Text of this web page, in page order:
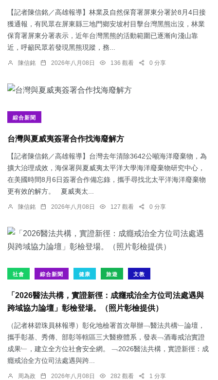
【記者陳信銘／高雄報導】林業及自然保育署屏東分署於8月4日接
獲通報，有民眾在屏東縣三地門鄉安坡村目擊台灣黑熊出沒，林業
保育署屏東分署表示，近年台灣黑熊的活動範圍已逐漸向淺山靠
近，呼籲民眾若發現黑熊現蹤，務...
陳信銘 2026年八月08日 136 觀看 0 分享
綜合新聞
台灣與夏威夷簽署合作找海廢解方
【記者陳信銘／高雄報導】台灣去年清除3642公噸海洋廢棄物，為
擴大治理成效，海保署與夏威夷太平洋大學海洋廢棄物研究中心，
在美國時間8月6日簽署合作備忘錄，攜手尋找北太平洋海洋廢棄物
更有效的解方。 夏威夷太...
陳信銘 2026年八月08日 127 觀看 0 分享
社會 綜合新聞 健康 旅遊 文教
「2026醫法共構，實證新徑：成癮戒治全方位司法處遇與
跨域協力論壇」彰檢登場。（照片彰檢提供）
（記者林碧珠員林報導）彰化地檢署首次舉辦﹁醫法共構﹂論壇，
攜手彰基、秀傳、部彰等轄區三大醫療體系，發表﹁酒毒戒治實證
成果﹂，建立全方位社會安全網。 ﹁2026醫法共構，實證新徑：成
癮戒治全方位司法處遇與跨...
周為政 2026年八月08日 282 觀看 1 分享